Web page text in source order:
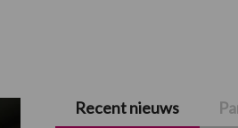
Primaire
Recent nieuws